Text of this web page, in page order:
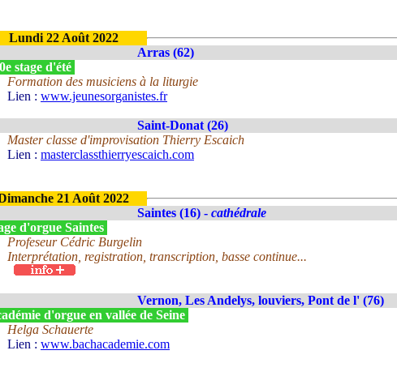
Lundi 22 Août 2022
Arras (62)
stage d'été
Formation des musiciens à la liturgie
Lien : www.jeunesorganistes.fr
Saint-Donat (26)
Master classe d'improvisation Thierry Escaich
Lien : masterclassthierryescaich.com
21 Août 2022
Saintes (16) - cathédrale
d'orgue Saintes
Profeseur Cédric Burgelin
Interprétation, registration, transcription, basse continue...
Vernon, Les Andelys, louviers, Pont de l' (76)
d'orgue en vallée de Seine
Helga Schauerte
Lien : www.bachacademie.com